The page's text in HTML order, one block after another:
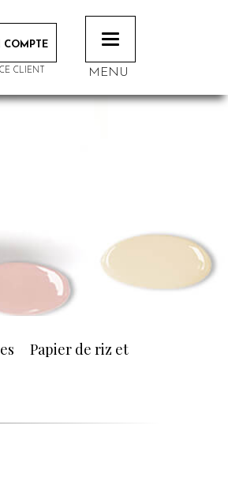
COMPTE
CLIENT
Toggle
navigation
MENU
Papier de riz et